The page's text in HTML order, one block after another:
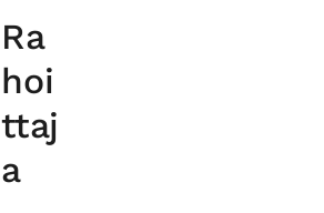
Ra
hoi
ttaj
a